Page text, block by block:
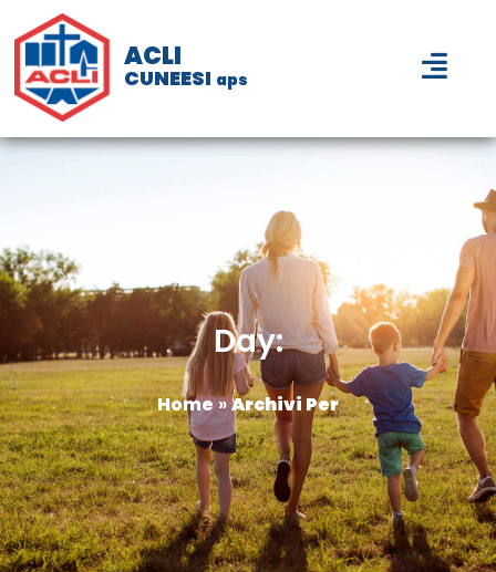
ACLI
CUNEESI aps
Day:
Home»Archivi Per